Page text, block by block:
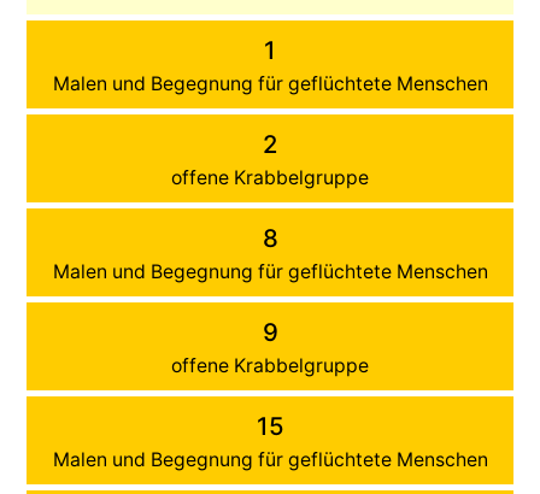
1
Malen und Begegnung für geflüchtete Menschen
2
offene Krabbelgruppe
8
Malen und Begegnung für geflüchtete Menschen
9
offene Krabbelgruppe
15
Malen und Begegnung für geflüchtete Menschen